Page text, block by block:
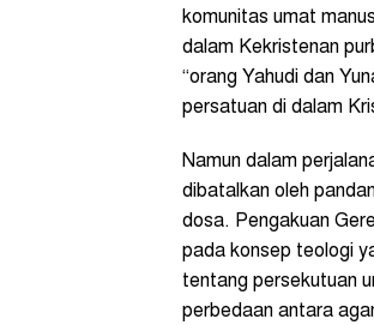
komunitas umat
dalam Kekristenan
“orang Yahudi dan
persatuan di dalam
Namun dalam
dibatalkan oleh
dosa. Pengakuan
pada konsep teologi
tentang persekutuan
perbedaan antara